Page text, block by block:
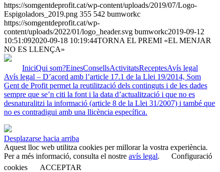
https://somgentdeprofit.cat/wp-content/uploads/2019/07/Logo-
Espigoladors_2019.png 355 542 bumworkc
https://somgentdeprofit.cat/wp-
content/uploads/2022/01/logo_header.svg bumworkc2019-09-12
10:51:092020-09-18 10:19:44TORNA EL PREMI «EL MENJAR
NO ES LLENÇA»
IniciQui som?EinesConsellsActivitatsReceptesAvís legal
Avís legal – D’acord amb l’article 17.1 de la Llei 19/2014, Som
Gent de Profit permet la reutilització dels continguts i de les dades
sempre que se’n citi la font i la data d’actualització i que no es
desnaturalitzi la informació (article 8 de la Llei 31/2007) i també que
no es contradigui amb una llicència específica.
Desplazarse hacia arriba
Aquest lloc web utilitza cookies per millorar la vostra experiència.
Per a més informació, consulta el nostre avís legal.
Configuració
cookies
ACCEPTAR